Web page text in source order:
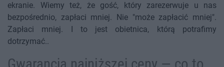
ekranie. Wiemy też, że gość, który zarezerwuje u nas
bezpośrednio, zapłaci mniej. Nie "może zapłacić mniej".
Zapłaci mniej. I to jest obietnica, którą potrafimy
dotrzymać..